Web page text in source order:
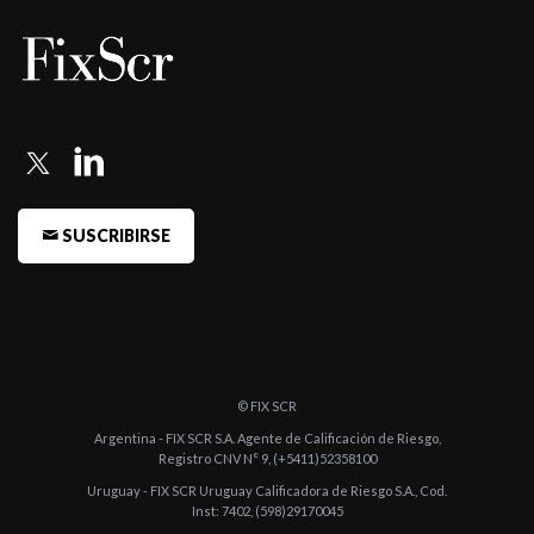
-Fitch confirma la calificación del fondo Alpha Pesos Plus en
AA/V2(a ...
Glo ...
-Fitch confirma la calificación del fondo Alpha Renta Capital
Pesos e ...
Fitch baja la calificación de ocho fondos de renta variable
internac ...
Fitch confirma AA-/V6(arg) al fondo Alpha Renta Crecimiento
SUSCRIBIRSE
© FIX SCR
Argentina - FIX SCR S.A. Agente de Calificación de Riesgo,
Registro CNV N° 9, (+5411)52358100
Uruguay - FIX SCR Uruguay Calificadora de Riesgo S.A., Cod.
Inst: 7402, (598)29170045